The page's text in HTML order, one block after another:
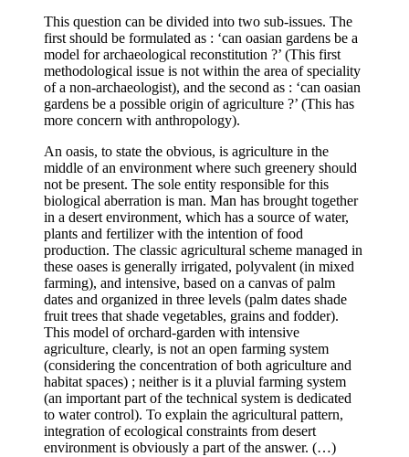
This question can be divided into two sub-issues. The
first should be formulated as : ‘can oasian gardens be a
model for archaeological reconstitution ?’ (This first
methodological issue is not within the area of speciality
of a non-archaeologist), and the second as : ‘can oasian
gardens be a possible origin of agriculture ?’ (This has
more concern with anthropology).
An oasis, to state the obvious, is agriculture in the
middle of an environment where such greenery should
not be present. The sole entity responsible for this
biological aberration is man. Man has brought together
in a desert environment, which has a source of water,
plants and fertilizer with the intention of food
production. The classic agricultural scheme managed in
these oases is generally irrigated, polyvalent (in mixed
farming), and intensive, based on a canvas of palm
dates and organized in three levels (palm dates shade
fruit trees that shade vegetables, grains and fodder).
This model of orchard-garden with intensive
agriculture, clearly, is not an open farming system
(considering the concentration of both agriculture and
habitat spaces) ; neither is it a pluvial farming system
(an important part of the technical system is dedicated
to water control). To explain the agricultural pattern,
integration of ecological constraints from desert
environment is obviously a part of the answer. (…)